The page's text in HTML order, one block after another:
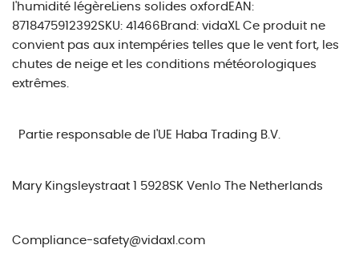
l'humidité légèreLiens solides oxfordEAN:
8718475912392SKU: 41466Brand: vidaXL Ce produit ne
convient pas aux intempéries telles que le vent fort, les
chutes de neige et les conditions météorologiques
extrêmes.
Partie responsable de l'UE Haba Trading B.V.
Mary Kingsleystraat 1 5928SK Venlo The Netherlands
Compliance-safety@vidaxl.com